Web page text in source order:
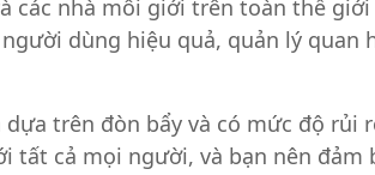
các nhà môi giới trên toàn thế
dùng hiệu quả, quản lý quan
trên đòn bẩy và có mức độ rủi
cả mọi người, và bạn nên đảm